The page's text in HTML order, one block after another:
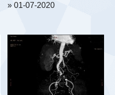
» 01-07-2020